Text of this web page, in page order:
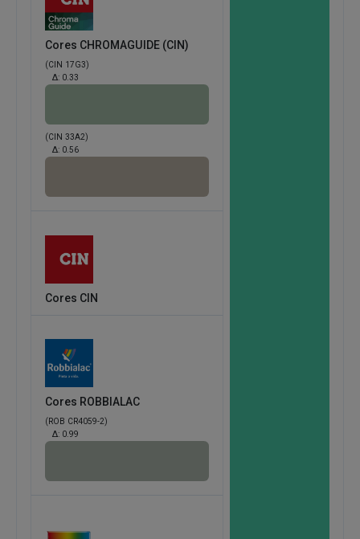
Cores CHROMAGUIDE (CIN)
(CIN 17G3)
Δ: 0.33
(CIN 33A2)
Δ: 0.56
Cores CIN
Cores ROBBIALAC
(ROB CR4059-2)
Δ: 0.99